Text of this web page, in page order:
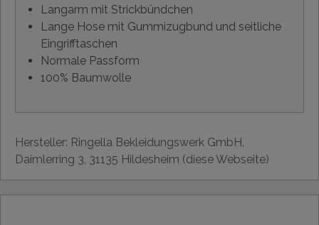
Langarm mit Strickbündchen
Lange Hose mit Gummizugbund und seitliche
Eingrifftaschen
Normale Passform
100% Baumwolle
Hersteller: Ringella Bekleidungswerk GmbH,
Daimlerring 3, 31135 Hildesheim (diese Webseite)